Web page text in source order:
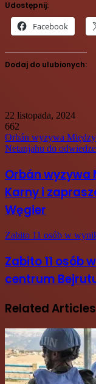
Udostępnij:
Facebook
Dodaj do ulubionych:
22 listopada, 2024
662
Orbán wyzywa
Netanjahu do
Orbán wyzywa
Karny i
Węgier
Zabito 11 osób w
Zabito 11 osób
centrum
Related Articles